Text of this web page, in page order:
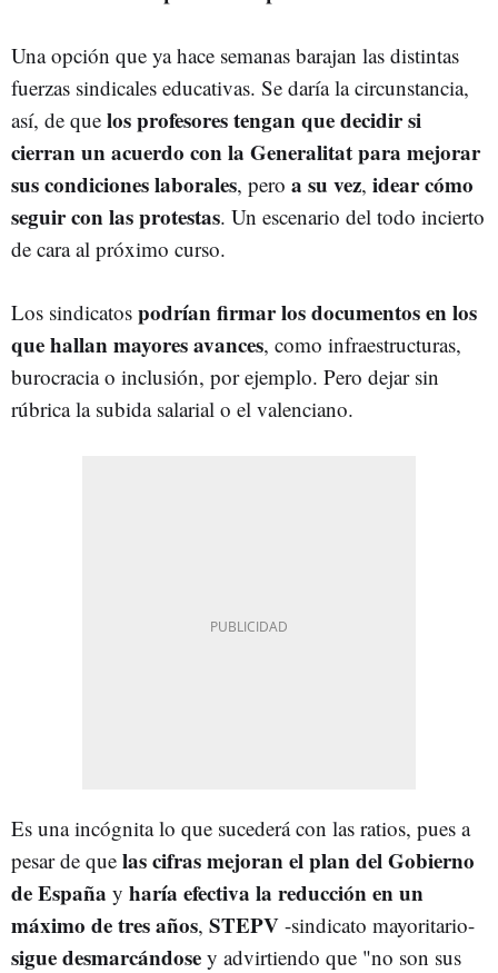
Una opción que ya hace semanas barajan las distintas
fuerzas sindicales educativas. Se daría la circunstancia,
así, de que los profesores tengan que decidir si
cierran un acuerdo con la Generalitat para mejorar
sus condiciones laborales, pero a su vez, idear cómo
seguir con las protestas. Un escenario del todo incierto
de cara al próximo curso.
Los sindicatos podrían firmar los documentos en los
que hallan mayores avances, como infraestructuras,
burocracia o inclusión, por ejemplo. Pero dejar sin
rúbrica la subida salarial o el valenciano.
Es una incógnita lo que sucederá con las ratios, pues a
pesar de que las cifras mejoran el plan del Gobierno
de España y haría efectiva la reducción en un
máximo de tres años, STEPV -sindicato mayoritario-
sigue desmarcándose y advirtiendo que "no son sus